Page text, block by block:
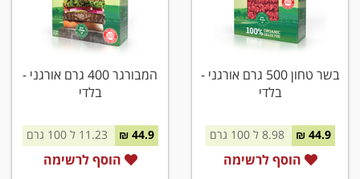
בשר טחון 500 גרם אורגני -
בלדי
44.9 ₪ 8.98 ל 100 גרם
הוסף לרשימה
המבורגר 400 גרם אורגני -
בלדי
44.9 ₪
הוסף לרשימה